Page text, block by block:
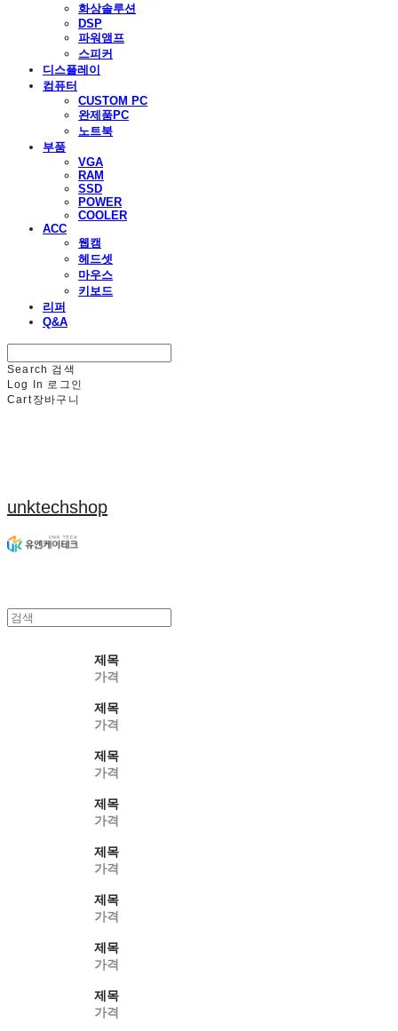
화상솔루션
DSP
파워앰프
스피커
디스플레이
컴퓨터
CUSTOM PC
완제품PC
노트북
부품
VGA
RAM
SSD
POWER
COOLER
ACC
웹캠
헤드셋
마우스
키보드
리퍼
Q&A
Search 검색
Log In 로그인
Cart장바구니
unktechshop
제목
가격
제목
가격
제목
가격
제목
가격
제목
가격
제목
가격
제목
가격
제목
가격